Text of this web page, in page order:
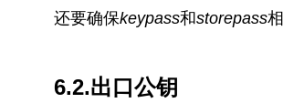
还要确保keypass和storepass
6.2.出口公钥